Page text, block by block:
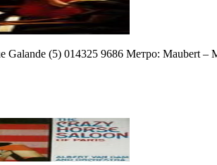
Galande (5) 014325 9686 Метро: Maubert